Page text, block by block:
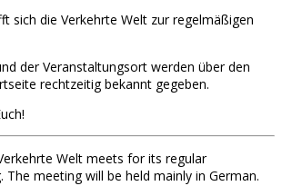
sich die Verkehrte Welt zur regelmäßigen
der Veranstaltungsort werden über den
rechtzeitig bekannt gegeben.
Welt meets for its regular
meeting will be held mainly in German.